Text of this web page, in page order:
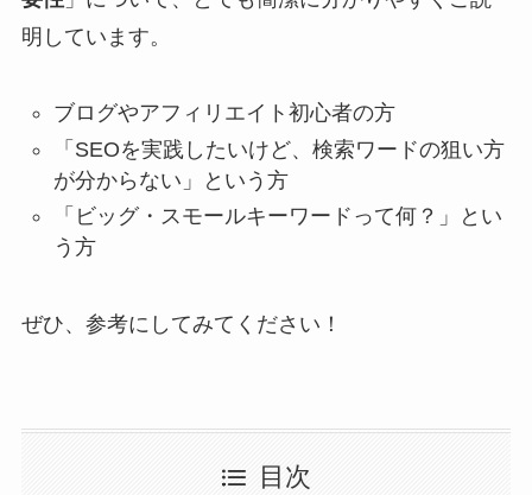
明しています。
ブログやアフィリエイト初心者の方
「SEOを実践したいけど、検索ワードの狙い方
が分からない」という方
「ビッグ・スモールキーワードって何？」とい
う方
ぜひ、参考にしてみてください！
目次